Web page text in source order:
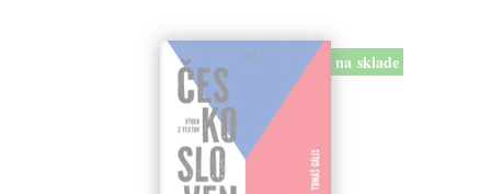
na sklade